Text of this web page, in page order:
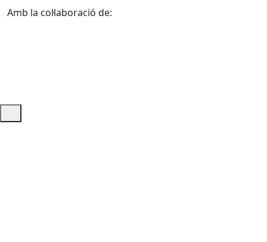
Amb la col·laboració de:
Ajuda i accés ràpid